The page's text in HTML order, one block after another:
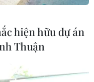
hiện hữu dự án
Thuận